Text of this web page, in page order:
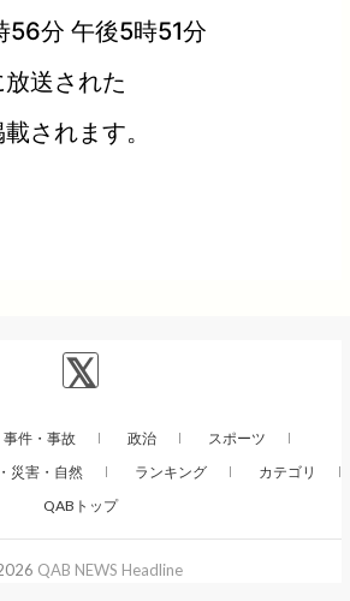
分 午後5時51分
送された
されます。
事件・事故 政治
スポーツ
災害・自然 ランキング
カテゴリ
QABトップ
QAB NEWS Headline